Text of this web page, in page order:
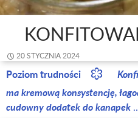
20 STYCZNIA 2024
Poziom trudności
ma kremową konsystencję,
cudowny dodatek do kanapek